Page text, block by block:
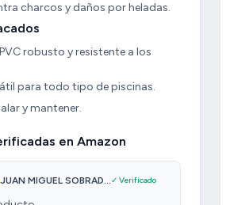
charcos y daños por heladas.
robusto y resistente a los
para todo tipo de piscinas.
y mantener.
en Amazon
JUAN MIGUEL SOBRAD...✓ Verificado